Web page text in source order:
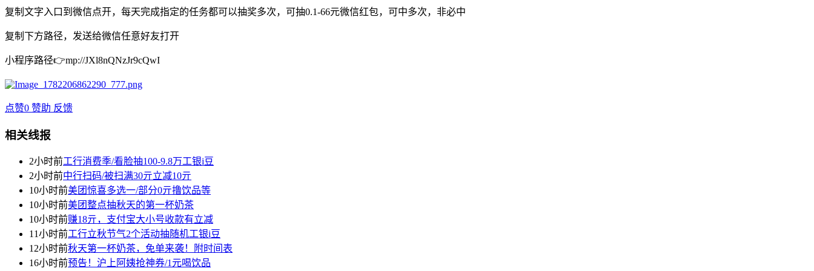
复制文字入口到微信点开，每天完成指定的任务都可以抽奖多次，可抽0.1-66元微信红包，可中多次，非必中
复制下方路径，发送给微信任意好友打开
小程序路径👉mp://JXl8nQNzJr9cQwI
点赞0 赞助 反馈
相关线报
2小时前工行消费季/看脸抽100-9.8万工银i豆
2小时前中行扫码/被扫满30亓立减10亓
10小时前美团惊喜多选一/部分0亓撸饮品等
10小时前美团整点抽秋天的第一杯奶茶
10小时前赚18亓，支付宝大小号收款有立减
11小时前工行立秋节气2个活动抽随机工银i豆
12小时前秋天第一杯奶茶，免单来袭！附时间表
16小时前预告！沪上阿姨抢神券/1元喝饮品